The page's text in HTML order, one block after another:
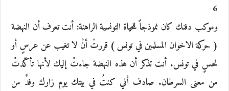
6-
وموكب دفنك كان نموذجاً للحياة التونسية الراهنة: أنت تعرف أن النهضة
( حركة الاخوان المسلمين في تونس ) قررتْ أنْ لا تغيب عن عرسٍ أو
نحسٍ في تونس. أنت تذكر أن هذه النهضة جاءتْ إليك لأنها تأكّدتْ
من معنى السرطان. صادف أني كنتُ في بيتك يوم زارك وفدٌ من